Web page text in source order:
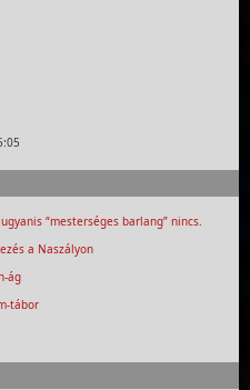
“mesterséges barlang” nincs.
a Naszályon
ág
tábor